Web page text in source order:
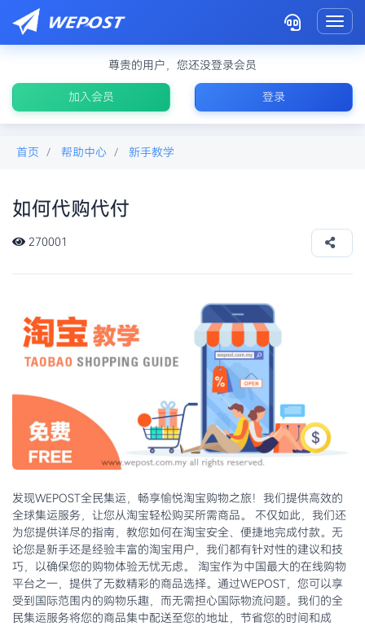
尊贵的用户，您还没登录会员
加入会员 登录
首页 帮助中心 新手教学
如何代购代付
270001
发现WEPOST全民集运，畅享愉悦淘宝购物之旅！我们提供高效的
全球集运服务，让您从淘宝轻松购买所需商品。 不仅如此，我们还
为您提供详尽的指南，教您如何在淘宝安全、便捷地完成付款。无
论您是新手还是经验丰富的淘宝用户，我们都有针对性的建议和技
巧，以确保您的购物体验无忧无虑。 淘宝作为中国最大的在线购物
平台之一，提供了无数精彩的商品选择。通过WEPOST，您可以享
受到国际范围内的购物乐趣，而无需担心国际物流问题。我们的全
民集运服务将您的商品集中配送至您的地址，节省您的时间和成